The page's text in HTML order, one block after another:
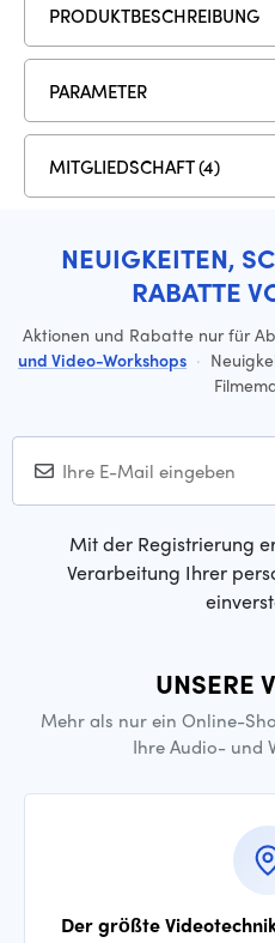
PRODUKTBESCHREIBUNG
PARAMETER
MITGLIEDSCHAFT (4)
NEUIGKEITEN,
RABATTE
Aktionen und Rabatte nur für
und Video-Workshops ·
Mit der Registrierung
Verarbeitung Ihrer
UNSERE
Mehr als nur ein Online-
Ihre Audio- und
Der größte